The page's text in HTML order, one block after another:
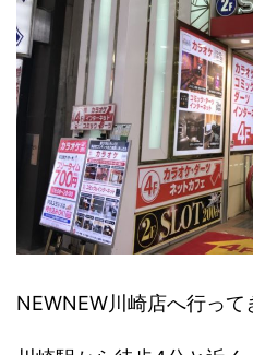
NEWNEW川崎店へ行って